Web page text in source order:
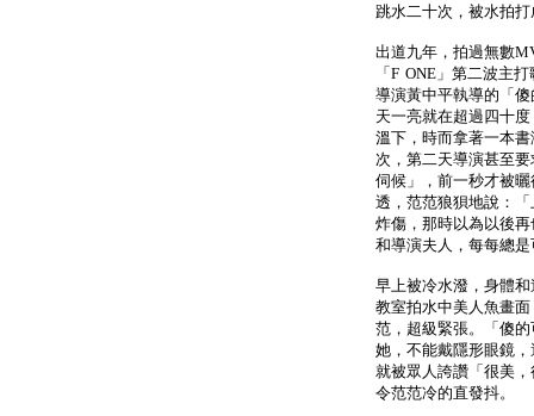
跳水二十次，被水拍
出道九年，拍過無數
「F ONE」第二波主
導演黃中平執導的「
天一亮就在超過四十
溫下，時而拿著一本
次，第二天導演甚至
伺候」，前一秒才被
透，范范狼狽地說：
炸傷，那時以為以後
和導演夫人，每每總
早上被冷水潑，身體
教室拍水中美人魚畫
范，超級緊張。「傻
她，不能戴隱形眼鏡
就被眾人誇讚「很美
令范范冷的直發抖。